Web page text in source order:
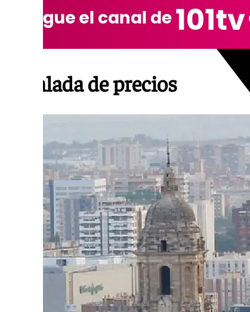
Escalada de precios